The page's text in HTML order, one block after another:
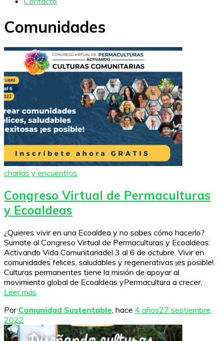
Comunidades
charlas y encuentros
Congreso Virtual de Permaculturas
y Ecoaldeas
¿Quieres vivir en una Ecoaldea y no sabes cómo hacerlo?
Sumate al Congreso Virtual de Permaculturas y Ecoaldeas:
Activando Vida Comunitariadel 3 al 6 de octubre. Vivir en
comunidades felices, saludables y regenerativas ¡es posible!.
Culturas permanentes tiene la misión de apoyar al
movimiento global de Ecoaldeas yPermacultura a crecer,
Leer más
Por Comunidad Sustentable, hace 4 años27 septiembre,
2022